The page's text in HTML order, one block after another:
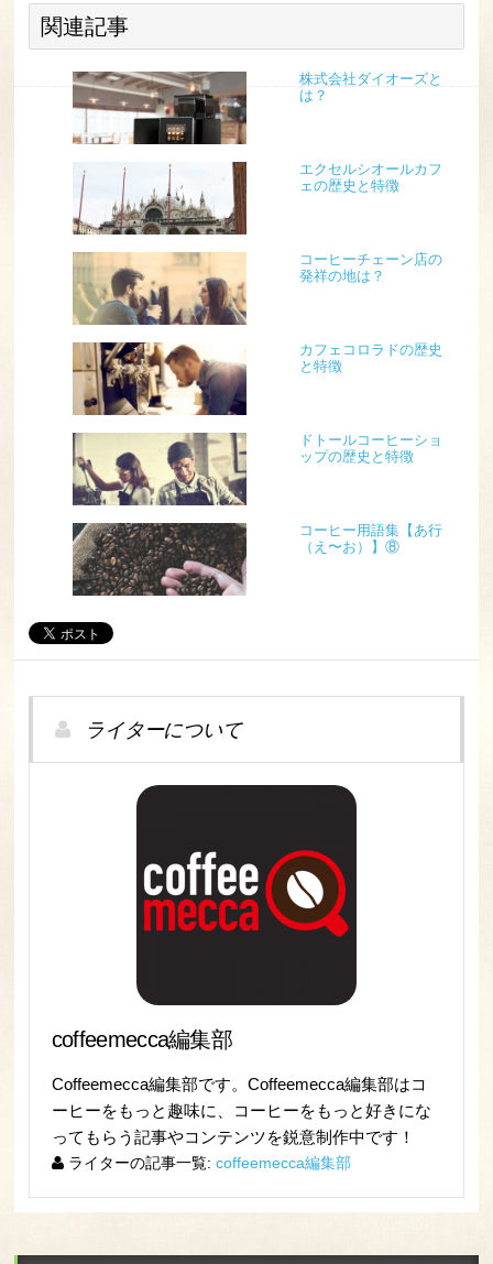
関連記事
株式会社ダイオーズと
は？
エクセルシオールカフ
ェの歴史と特徴
コーヒーチェーン店の
発祥の地は？
カフェコロラドの歴史
と特徴
ドトールコーヒーショ
ップの歴史と特徴
コーヒー用語集【あ行
（え〜お）】⑧
ライターについて
coffeemecca編集部
Coffeemecca編集部です。Coffeemecca編集部はコ
ーヒーをもっと趣味に、コーヒーをもっと好きにな
ってもらう記事やコンテンツを鋭意制作中です！
ライターの記事一覧: coffeemecca編集部